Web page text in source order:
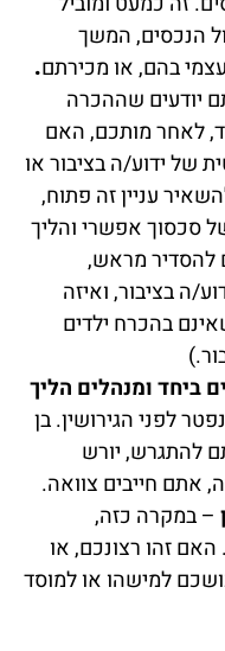
הנכסים, המשך
בהם, או מכירתם.
יודעים שההכרה
לאחר מותכם, האם
של ידוע/ה בציבור או
עניין זה פתוח,
סכסוך אפשרי והליך
להסדיר מראש,
ה בציבור, ואיזה
בהכרח ילדים
ביחד ומנהלים הליך
לפני הגירושין. בן
להתגרש, יורש
אתם חייבים צוואה.
– במקרה כזה,
האם זהו רצונכם, או
למישהו או למוסד